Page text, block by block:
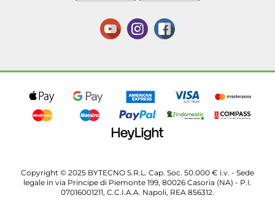
Copyright © 2025 BYTECNO S.R.L. Cap. Soc. 50.000 € i.v. - Sede
legale in via Principe di Piemonte 199, 80026 Casoria (NA) - P.I.
07016001211, C.C.I.A.A. Napoli, REA 856312.